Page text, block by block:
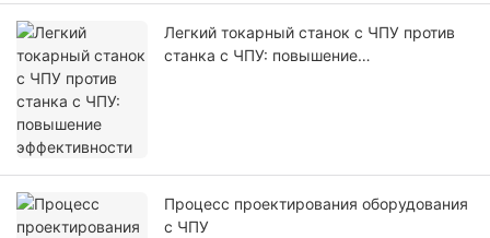
Легкий токарный станок с ЧПУ против
станка с ЧПУ: повышение
Процесс проектирования оборудования
с ЧПУ